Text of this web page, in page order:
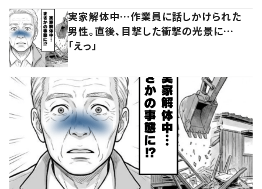
実家解体中…作業員に話しかけられた
男性。直後、目撃した衝撃の光景に…
「えっ」